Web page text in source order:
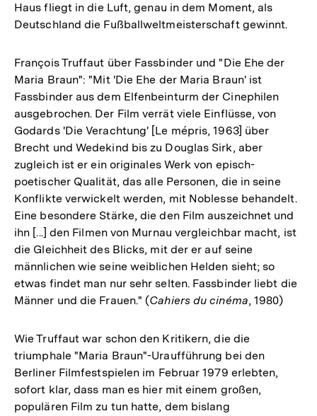
Haus fliegt in die Luft, genau in dem Moment, als
Deutschland die Fußballweltmeisterschaft gewinnt.
François Truffaut über Fassbinder und "Die Ehe der
Maria Braun": "Mit 'Die Ehe der Maria Braun' ist
Fassbinder aus dem Elfenbeinturm der Cinephilen
ausgebrochen. Der Film verrät viele Einflüsse, von
Godards 'Die Verachtung' [Le mépris, 1963] über
Brecht und Wedekind bis zu Douglas Sirk, aber
zugleich ist er ein originales Werk von episch-
poetischer Qualität, das alle Personen, die in seine
Konflikte verwickelt werden, mit Noblesse behandelt.
Eine besondere Stärke, die den Film auszeichnet und
ihn [...] den Filmen von Murnau vergleichbar macht, ist
die Gleichheit des Blicks, mit der er auf seine
männlichen wie seine weiblichen Helden sieht; so
etwas findet man nur sehr selten. Fassbinder liebt die
Männer und die Frauen." (Cahiers du cinéma, 1980)
Wie Truffaut war schon den Kritikern, die die
triumphale "Maria Braun"-Uraufführung bei den
Berliner Filmfestspielen im Februar 1979 erlebten,
sofort klar, dass man es hier mit einem großen,
populären Film zu tun hatte, dem bislang